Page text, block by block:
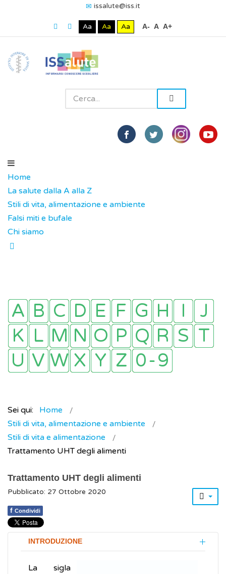
issalute@iss.it
Aa Aa Aa A- A A+
Home
La salute dalla A alla Z
Stili di vita, alimentazione e ambiente
Falsi miti e bufale
Chi siamo
Sei qui:
Home
Stili di vita, alimentazione e ambiente
Stili di vita e alimentazione
Trattamento UHT degli alimenti
Trattamento UHT degli alimenti
Pubblicato: 27 Ottobre 2020
f Condividi
INTRODUZIONE
La sigla